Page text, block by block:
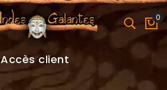
0
Accès client